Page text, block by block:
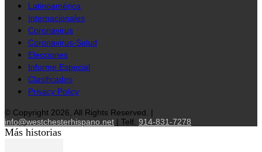
Latinoamérica
Internacionales
Coronavirus
Coronavirus-Salud
Elecciones
Informe Especial
Clasificados
Privacy Policy
© Copyright 2026, All Rights Reserved. |
info@westchesterhispano.net | Telf. 914-831-7278
Más historias